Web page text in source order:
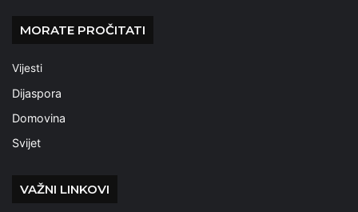
MORATE PROČITATI
Vijesti
Dijaspora
Domovina
Svijet
VAŽNI LINKOVI